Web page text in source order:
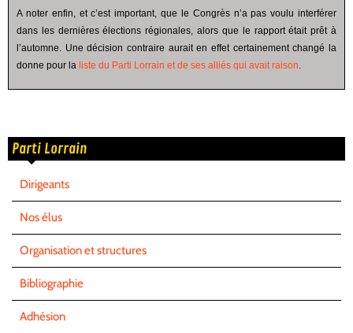
A noter enfin, et c’est important, que le Congrès n’a pas voulu interférer
dans les dernières élections régionales, alors que le rapport était prêt à
l’automne. Une décision contraire aurait en effet certainement changé la
donne pour la liste du Parti Lorrain et de ses alliés qui avait raison.
Parti Lorrain
Dirigeants
Nos élus
Organisation et structures
Bibliographie
Adhésion